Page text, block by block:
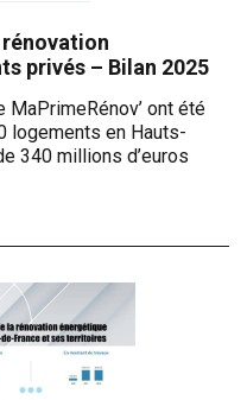
rénovation
privés – Bilan 2025
MaPrimeRénov’ ont été
logements en Hauts-
340 millions d’euros